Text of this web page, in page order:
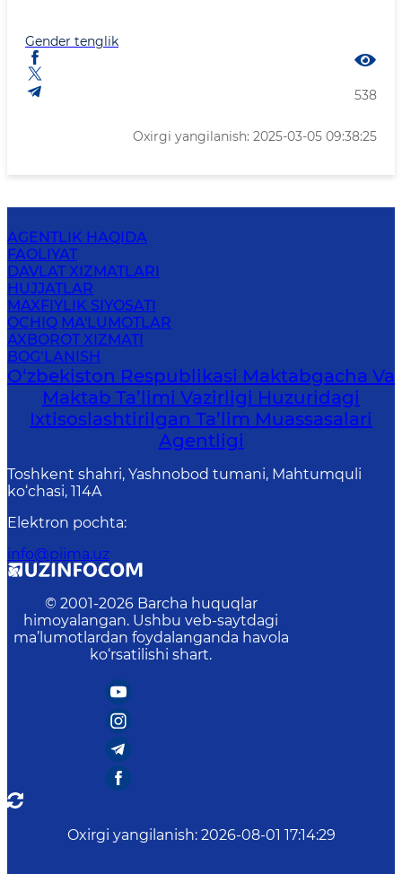
Gender tenglik
538
Oxirgi yangilanish: 2025-03-05 09:38:25
AGENTLIK HAQIDA
FAOLIYAT
DAVLAT XIZMATLARI
HUJJATLAR
MAXFIYLIK SIYOSATI
OCHIQ MA'LUMOTLAR
AXBOROT XIZMATI
BOG‘LANISH
O‘zbekiston Respublikasi Maktabgacha Va
Maktab Ta’limi Vazirligi Huzuridagi
Ixtisoslashtirilgan Ta’lim Muassasalari
Agentligi
Toshkent shahri, Yashnobod tumani, Mahtumquli
ko‘chasi, 114A
Elektron pochta:
info@piima.uz
© 2001-2026 Barcha huquqlar
himoyalangan. Ushbu veb-saytdagi
ma’lumotlardan foydalanganda havola
ko‘rsatilishi shart.
Oxirgi yangilanish: 2026-08-01 17:14:29